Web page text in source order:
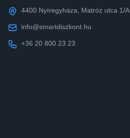
4400 Nyíregyháza, Matróz utca 1/A
info@smartdiszkont.hu
+36 20 800 23 23